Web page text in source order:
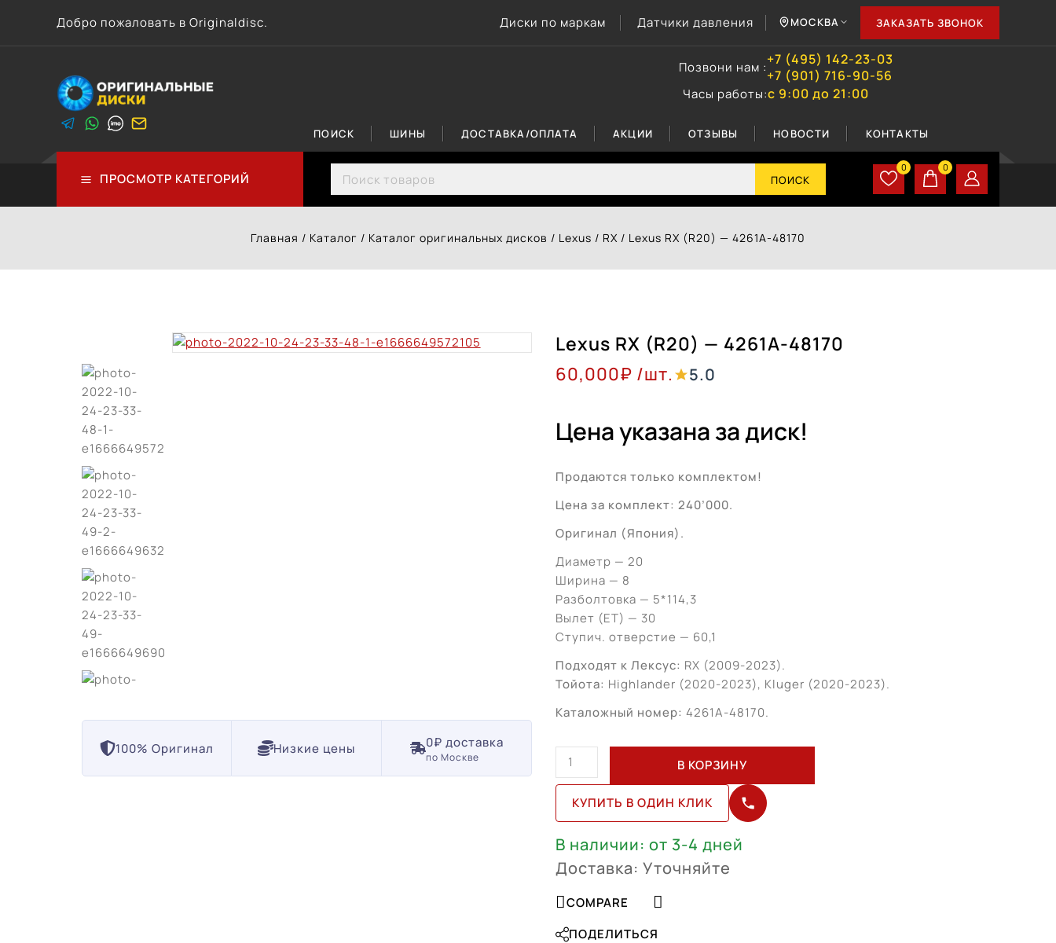
Добро пожаловать в Originaldisc. Диски по маркам Датчики давления МОСКВА ЗАКАЗАТЬ ЗВОНОК
Позвони нам :+7 (495) 142-23-03
+7 (901) 716-90-56
Часы работы:с 9:00 до 21:00
ПОИСК ШИНЫ ДОСТАВКА/ОПЛАТА АКЦИИ ОТЗЫВЫ НОВОСТИ КОНТАКТЫ
ПРОСМОТР КАТЕГОРИЙ Search for: ПОИСК
0 0
Главная / Каталог / Каталог оригинальных дисков / Lexus / RX / Lexus RX (R20) — 4261А-48170
100% Оригинал Низкие цены 0₽ доставка
по Москве
Lexus RX (R20) — 4261А-48170
60,000₽ /шт. 5.0
Цена указана за диск!
Продаются только комплектом!
Цена за комплект: 240’000.
Оригинал (Япония).
Диаметр — 20
Ширина — 8
Разболтовка — 5*114,3
Вылет (ЕТ) — 30
Ступич. отверстие — 60,1
Подходят к Лексус: RX (2009-2023).
Тойота: Highlander (2020-2023), Kluger (2020-2023).
Каталожный номер: 4261А-48170.
Количество
товара
Lexus
-
4261А-48170
В КОРЗИНУ
КУПИТЬ В ОДИН КЛИК
В наличии: от 3-4 дней
Доставка: Уточняйте
COMPARE
ПОДЕЛИТЬСЯ